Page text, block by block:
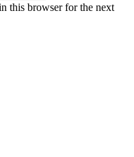
this browser for the next